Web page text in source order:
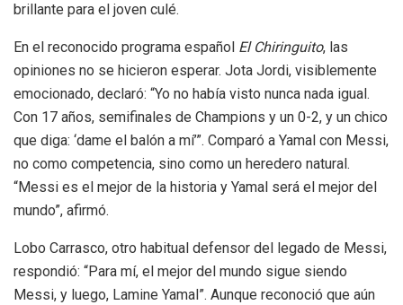
brillante para el joven culé.
En el reconocido programa español El Chiringuito, las
opiniones no se hicieron esperar. Jota Jordi, visiblemente
emocionado, declaró: “Yo no había visto nunca nada igual.
Con 17 años, semifinales de Champions y un 0-2, y un chico
que diga: ‘dame el balón a mí’”. Comparó a Yamal con Messi,
no como competencia, sino como un heredero natural.
“Messi es el mejor de la historia y Yamal será el mejor del
mundo”, afirmó.
Lobo Carrasco, otro habitual defensor del legado de Messi,
respondió: “Para mí, el mejor del mundo sigue siendo
Messi, y luego, Lamine Yamal”. Aunque reconoció que aún